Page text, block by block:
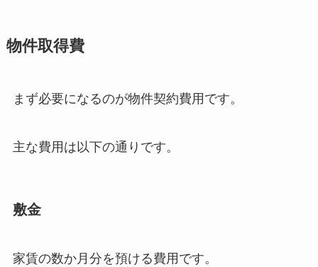
物件取得費
まず必要になるのが物件契約費用です。
主な費用は以下の通りです。
敷金
家賃の数か月分を預ける費用です。